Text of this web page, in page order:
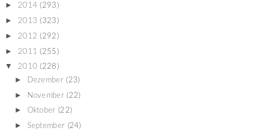
► 2014 (293)
► 2013 (323)
► 2012 (292)
► 2011 (255)
▼ 2010 (228)
► Dezember (23)
► November (22)
► Oktober (22)
► September (24)